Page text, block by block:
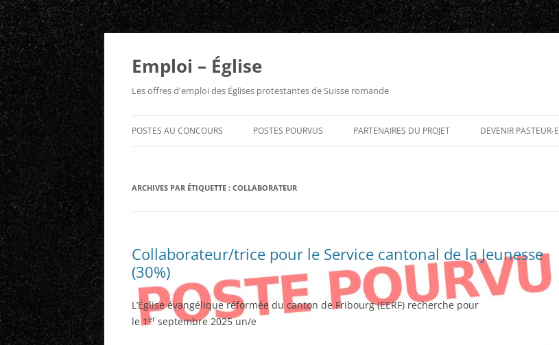
Aller
Emploi – Église
Les offres d'emploi des Églises protestantes de Suisse romande
POSTES AU CONCOURS POSTES POURVUS PARTENAIRES DU PROJET DEVENIR PASTEUR-E
ARCHIVES PAR ÉTIQUETTE : COLLABORATEUR
Collaborateur/trice pour le Service cantonal de la Jeunesse
(30%)
L’Église évangélique réformée du canton de Fribourg (EERF) recherche pour
le 1er septembre 2025 un/e